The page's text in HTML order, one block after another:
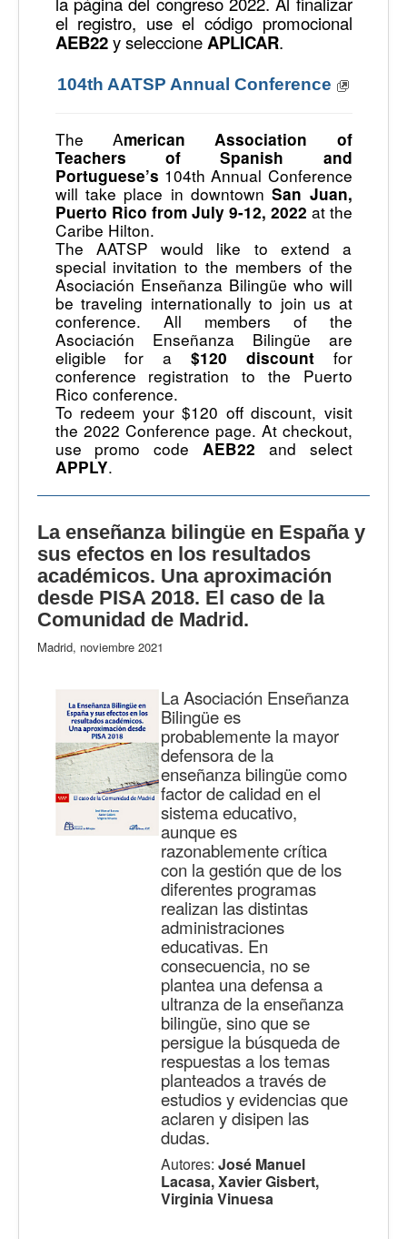
el registro, use el código promocional
AEB22y seleccioneAPLICAR.
104th AATSP Annual Conference
The American Association of
Teachers of Spanish and
Portuguese’s 104th Annual Conference
will take place in downtownSan Juan,
Puerto Rico from July 9-12, 2022 at the
Caribe Hilton.
The AATSP would like to extend a
special invitation to the members of the
Asociación Enseñanza Bilingüe who will
be traveling internationally to join us at
conference. All members of the
Asociación Enseñanza Bilingüe are
eligible for a $120 discountfor
conference registration to the Puerto
Rico conference.
To redeem your $120 off discount, visit
the 2022 Conference page. At checkout,
use promo code AEB22 and select
APPLY.
La enseñanza bilingüe en España y
sus efectos en los resultados
académicos. Una aproximación
desde PISA 2018. El caso de la
Comunidad de Madrid.
Madrid, noviembre 2021
La Asociación Enseñanza
Bilingüe es
probablemente la mayor
defensora de la
enseñanza bilingüe como
factor de calidad en el
sistema educativo,
aunque es
razonablemente crítica
con la gestión que de los
diferentes programas
realizan las distintas
administraciones
educativas. En
consecuencia, no se
plantea una defensa a
ultranza de la enseñanza
bilingüe, sino que se
persigue la búsqueda de
respuestas a los temas
planteados a través de
estudios y evidencias que
aclaren y disipen las
dudas.
Autores: José Manuel
Lacasa, Xavier Gisbert,
Virginia Vinuesa